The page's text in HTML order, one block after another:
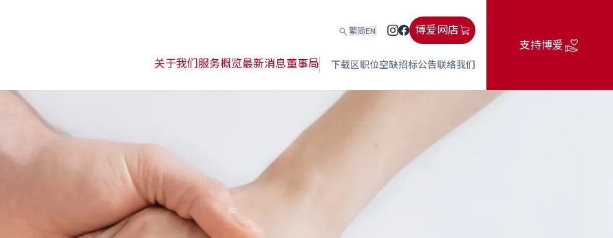
繁简EN 博爱网店
关于我们服务概览最新消息董事局 下载区职位空缺招标公告联络我们
支持博爱